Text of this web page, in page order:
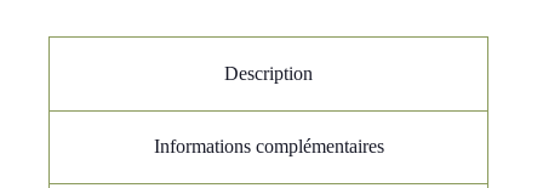
Description
Informations complémentaires